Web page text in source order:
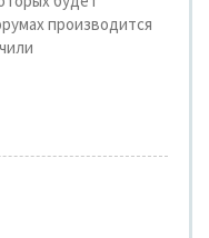
производится